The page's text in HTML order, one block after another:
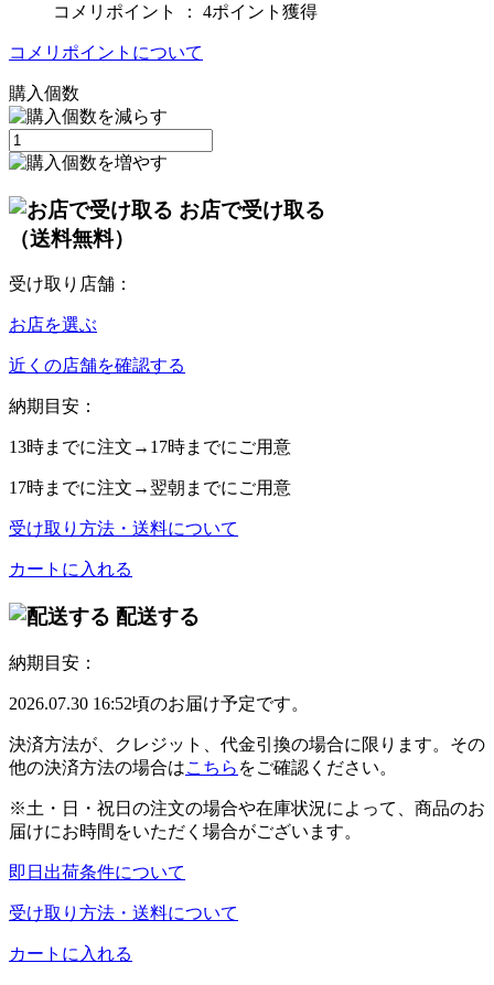
コメリポイント ： 4ポイント獲得
コメリポイントについて
購入個数
お店で受け取る
（送料無料）
受け取り店舗：
お店を選ぶ
近くの店舗を確認する
納期目安：
13時までに注文→ 17時までにご用意
17時までに注文→ 翌朝 までにご用意
受け取り方法・送料について
カートに入れる
配送する
納期目安：
2026.07.30 16:52頃のお届け予定です。
決済方法が、クレジット、代金引換の場合に限ります。その
他の決済方法の場合はこちら をご確認ください。
※土・日・祝日の注文の場合や在庫状況によって、商品のお
届けにお時間をいただく場合がございます。
即日出荷条件について
受け取り方法・送料について
カートに入れる